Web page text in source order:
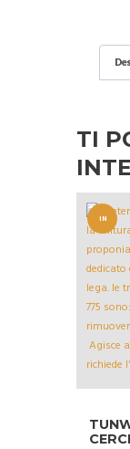
TI
IN
OFFERT
A!